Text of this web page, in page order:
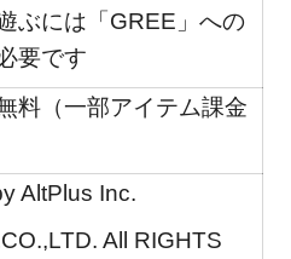
ぶには「GREE」への
要です
料（一部アイテム課金
AltPlus Inc.
All RIGHTS